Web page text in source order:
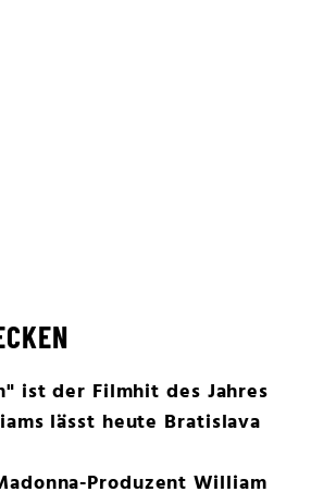
ist der Filmhit des Jahres
lässt heute Bratislava
Produzent William